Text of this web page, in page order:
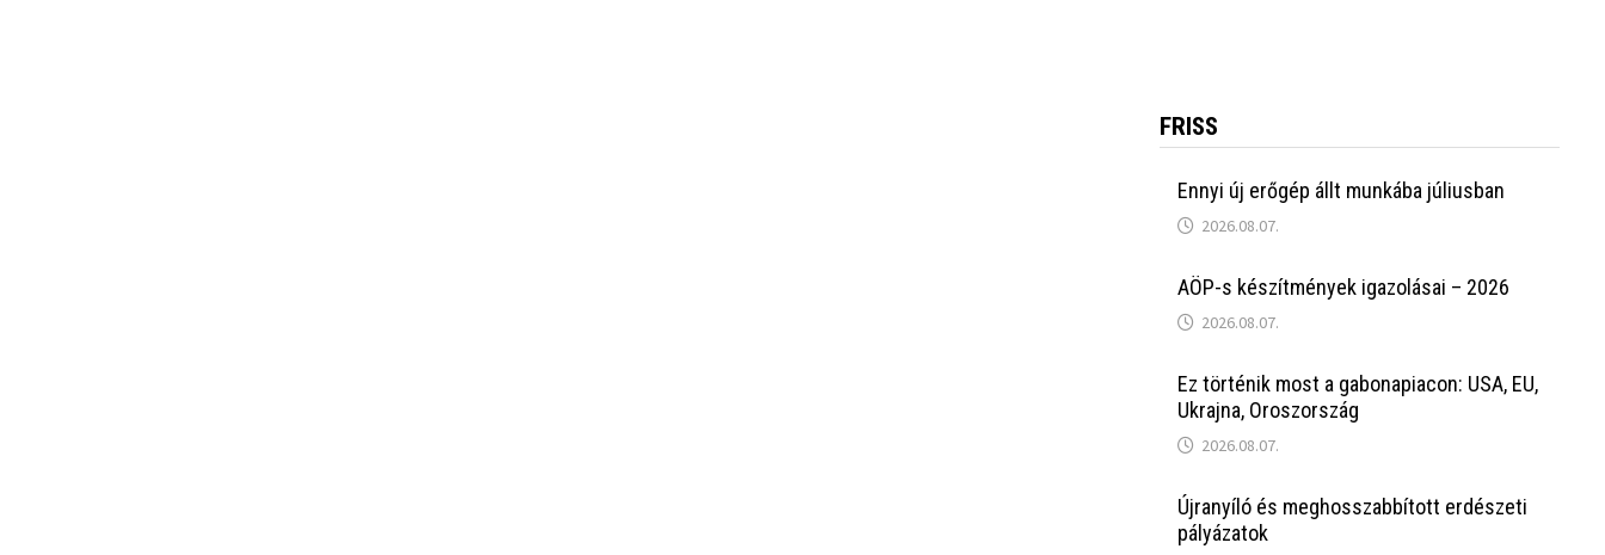
FRISS
Ennyi új erőgép állt munkába júliusban
2026.08.07.
AÖP-s készítmények igazolásai – 2026
2026.08.07.
Ez történik most a gabonapiacon: USA, EU,
Ukrajna, Oroszország
2026.08.07.
Újranyíló és meghosszabbított erdészeti
pályázatok